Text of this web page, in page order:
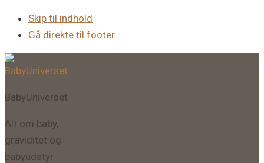
Skip til indhold
Gå direkte til footer
BabyUniverset
Alt om baby,
graviditet og
babyudstyr